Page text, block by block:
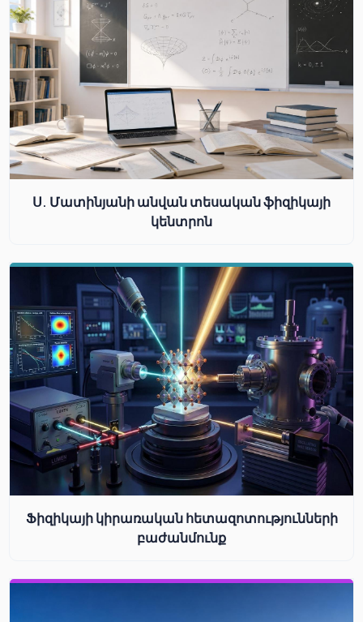
Ս. Մատինյանի անվան տեսական ֆիզիկայի
կենտրոն
Ֆիզիկայի կիրառական հետազոտությունների
բաժանմունք